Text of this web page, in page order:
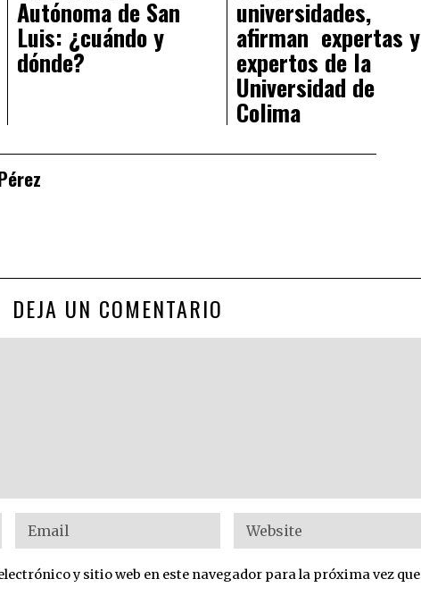
Autónoma de San
Luis: ¿cuándo y
dónde?
universidades,
afirman expertas y
expertos de la
Universidad de
Colima
DEJA UN COMENTARIO
y sitio web en este navegador para la próxima vez que